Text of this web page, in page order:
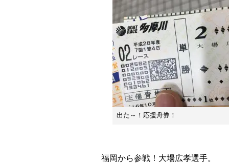
出た～！応援舟券！
福岡から参戦！大場広孝選手。